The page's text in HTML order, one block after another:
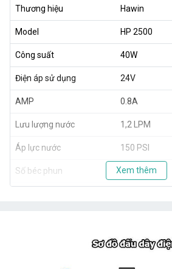
Thương hiệu Hawin
Model HP 2500
Công suất 40W
Điện áp sử dụng 24V
AMP 0.8A
Lưu lượng nước 1,2 LPM
Áp lực nước 150 PSI
Số béc phun 5 - 25 béc
Xem thêm